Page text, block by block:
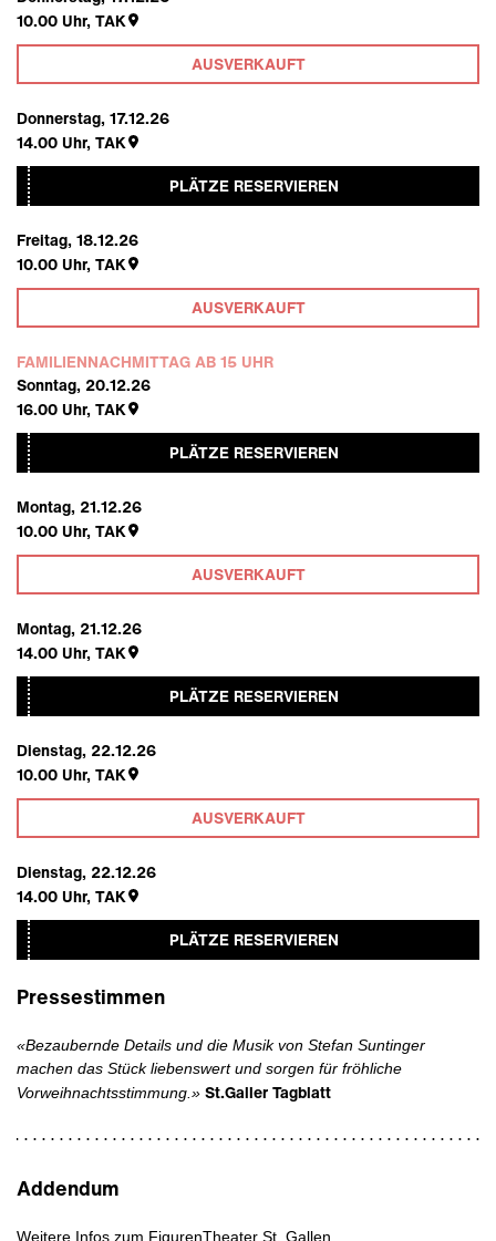
10.00 Uhr,TAK
AUSVERKAUFT
Donnerstag, 17.12.26
14.00 Uhr,TAK
PLÄTZE RESERVIEREN
Freitag, 18.12.26
10.00 Uhr,TAK
AUSVERKAUFT
FAMILIENNACHMITTAG AB 15 UHR
Sonntag, 20.12.26
16.00 Uhr,TAK
PLÄTZE RESERVIEREN
Montag, 21.12.26
10.00 Uhr,TAK
AUSVERKAUFT
Montag, 21.12.26
14.00 Uhr,TAK
PLÄTZE RESERVIEREN
Dienstag, 22.12.26
10.00 Uhr,TAK
AUSVERKAUFT
Dienstag, 22.12.26
14.00 Uhr,TAK
PLÄTZE RESERVIEREN
Pressestimmen
«Bezaubernde Details und die Musik von Stefan Suntinger
machen das Stück liebenswert und sorgen für fröhliche
Vorweihnachtsstimmung.» St.Galler Tagblatt
Addendum
Weitere Infos zum FigurenTheater St. Gallen